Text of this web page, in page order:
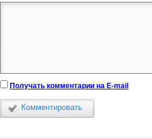
Получать комментарии на E-mail
Комментировать